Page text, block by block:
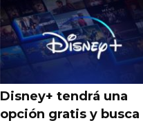
Disney+ tendrá una
opción gratis y busca